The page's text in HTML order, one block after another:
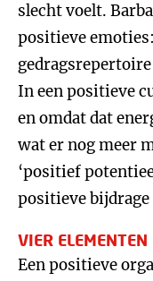
slecht voelt.
positieve
In een positieve
en omdat dat
wat er nog meer
‘positief
positieve bijdrage
VIER ELEMENTEN
Een positieve